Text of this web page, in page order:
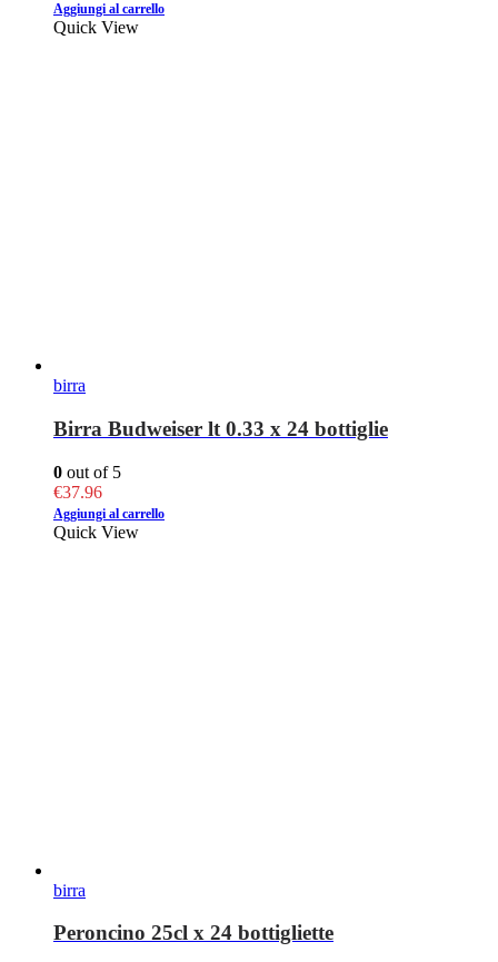
Aggiungi al carrello
Quick View
birra
Birra Budweiser lt 0.33 x 24 bottiglie
0 out of 5
€37.96
Aggiungi al carrello
Quick View
birra
Peroncino 25cl x 24 bottigliette